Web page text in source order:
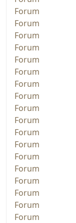
Forum
Forum
Forum
Forum
Forum
Forum
Forum
Forum
Forum
Forum
Forum
Forum
Forum
Forum
Forum
Forum
Forum
Forum